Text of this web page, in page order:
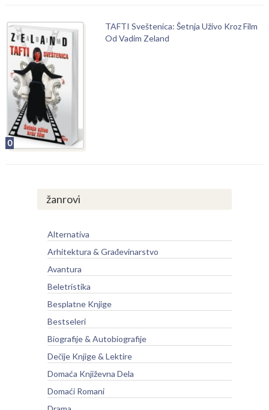
0
TAFTI Sveštenica: Šetnja Uživo Kroz Film
Od Vadim Zeland
žanrovi
Alternativa
Arhitektura & Građevinarstvo
Avantura
Beletristika
Besplatne Knjige
Bestseleri
Biografije & Autobiografije
Dečije Knjige & Lektire
Domaća Književna Dela
Domaći Romani